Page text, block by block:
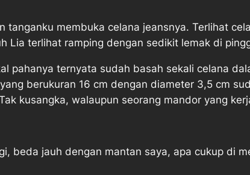
tanganku membuka celana jeansnya. Terlihat
Lia terlihat ramping dengan sedikit lemak di
pahanya ternyata sudah basah sekali celana
yang berukuran 16 cm dengan diameter 3,5 cm
kusangka, walaupun seorang mandor yang
beda jauh dengan mantan saya, apa cukup di